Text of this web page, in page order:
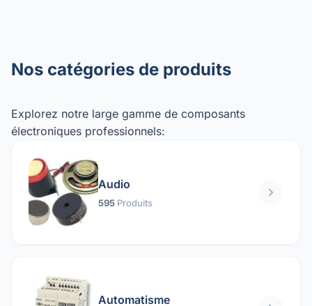
Nos catégories de produits
Explorez notre large gamme de composants
électroniques professionnels:
Audio
595 Produits
Automatisme